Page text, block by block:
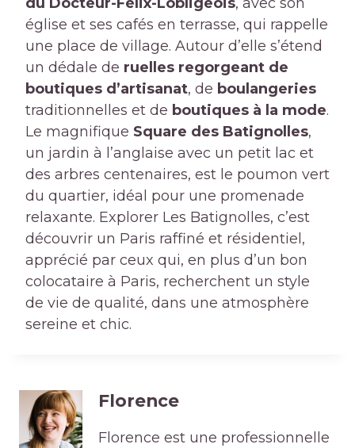
du Docteur-Félix-Lobligeois, avec son
église et ses cafés en terrasse, qui rappelle
une place de village. Autour d’elle s’étend
un dédale de ruelles regorgeant de
boutiques d’artisanat, de boulangeries
traditionnelles et de boutiques à la mode.
Le magnifique Square des Batignolles,
un jardin à l’anglaise avec un petit lac et
des arbres centenaires, est le poumon vert
du quartier, idéal pour une promenade
relaxante. Explorer Les Batignolles, c’est
découvrir un Paris raffiné et résidentiel,
apprécié par ceux qui, en plus d’un bon
colocataire à Paris, recherchent un style
de vie de qualité, dans une atmosphère
sereine et chic.
Florence
Florence est une professionnelle